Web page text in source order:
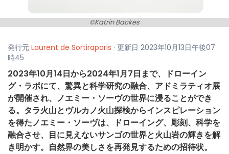
©Katrin Backes
発行元 Laurent de Sortiraparis · 更新日 2023年10月13日午後07
時45
2023年10月14日から2024年1月7日まで、ドローイン
グ・ラボにて、驚異と科学研究の融合、アドミラティオ展
が開催され、ノエミー・ソーヴの世界に浸ることができ
る。タラ火山とヴルカノ火山探検からインスピレーション
を得たノエミー・ソーヴは、ドローイング、彫刻、科学を
融合させ、目に見えないサンゴの世界と火山岩の輝きを解
き明かす。自然界の美しさを再発見するための招待状。